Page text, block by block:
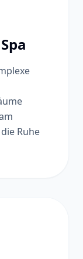
Ruhe